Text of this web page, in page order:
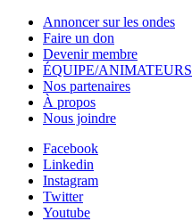
Annoncer sur les ondes
Faire un don
Devenir membre
ÉQUIPE/ANIMATEURS
Nos partenaires
À propos
Nous joindre
Facebook
Linkedin
Instagram
Twitter
Youtube